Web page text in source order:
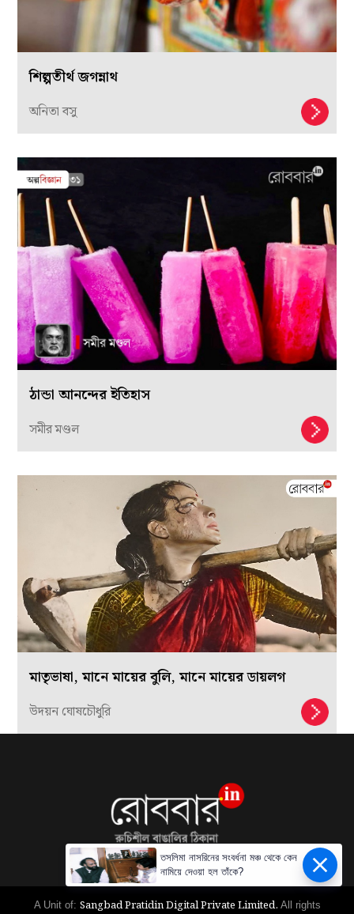
শিল্পতীর্থ জগন্নাথ
অনিতা বসু
ঠান্ডা আনন্দের ইতিহাস
সমীর মণ্ডল
মাতৃভাষা, মানে মায়ের বুলি, মানে মায়ের ডায়লগ
উদয়ন ঘোষচৌধুরি
A Unit of: Sangbad Pratidin Digital Private Limited. All rights
তসলিমা নাসরিনের সংবর্ধনা মঞ্চ থেকে কেন
নামিয়ে দেওয়া হল তাঁকে?